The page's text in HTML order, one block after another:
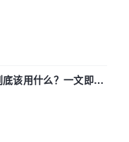
该用什么？一文即